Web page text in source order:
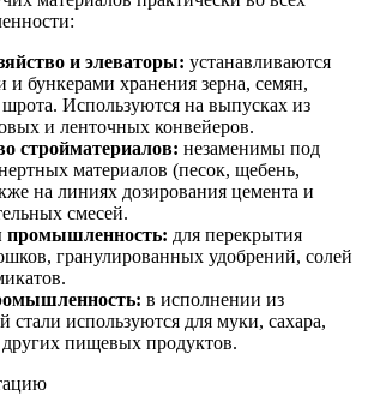
и элеваторы: устанавливаются
и бункерами хранения зерна, семян,
Используются на выпусках из
и ленточных конвейеров.
стройматериалов: незаменимы под
материалов (песок, щебень,
на линиях дозирования цемента и
смесей.
промышленность: для перекрытия
гранулированных удобрений, солей
в исполнении из
стали используются для муки, сахара,
пищевых продуктов.